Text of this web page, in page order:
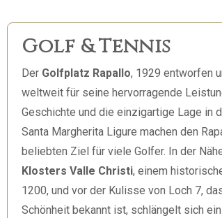
Golf & Tennis
Der Golfplatz Rapallo, 1929 entworfen
weltweit für seine hervorragende
Geschichte und die einzigartige Lage in
Santa Margherita Ligure machen den
beliebten Ziel für viele Golfer. In der
Klosters Valle Christi, einem
1200, und vor der Kulisse von Loch 7,
Schönheit bekannt ist, schlängelt sich